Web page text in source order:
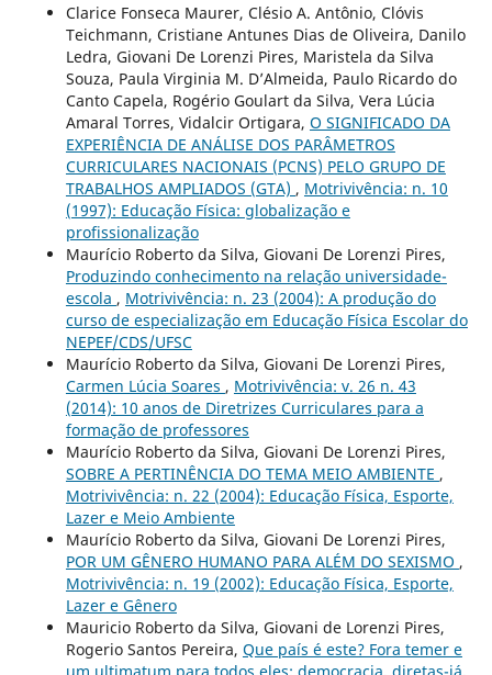
Clarice Fonseca Maurer, Clésio A. Antônio, Clóvis
Teichmann, Cristiane Antunes Dias de Oliveira, Danilo
Ledra, Giovani De Lorenzi Pires, Maristela da Silva
Souza, Paula Virginia M. D’Almeida, Paulo Ricardo do
Canto Capela, Rogério Goulart da Silva, Vera Lúcia
Amaral Torres, Vidalcir Ortigara, O SIGNIFICADO DA
EXPERIÊNCIA DE ANÁLISE DOS PARÂMETROS
CURRICULARES NACIONAIS (PCNS) PELO GRUPO DE
TRABALHOS AMPLIADOS (GTA) , Motrivivência: n. 10
(1997): Educação Física: globalização e
profissionalização
Maurício Roberto da Silva, Giovani De Lorenzi Pires,
Produzindo conhecimento na relação universidade-
escola , Motrivivência: n. 23 (2004): A produção do
curso de especialização em Educação Física Escolar do
NEPEF/CDS/UFSC
Maurício Roberto da Silva, Giovani De Lorenzi Pires,
Carmen Lúcia Soares , Motrivivência: v. 26 n. 43
(2014): 10 anos de Diretrizes Curriculares para a
formação de professores
Maurício Roberto da Silva, Giovani De Lorenzi Pires,
SOBRE A PERTINÊNCIA DO TEMA MEIO AMBIENTE ,
Motrivivência: n. 22 (2004): Educação Física, Esporte,
Lazer e Meio Ambiente
Maurício Roberto da Silva, Giovani De Lorenzi Pires,
POR UM GÊNERO HUMANO PARA ALÉM DO SEXISMO ,
Motrivivência: n. 19 (2002): Educação Física, Esporte,
Lazer e Gênero
Mauricio Roberto da Silva, Giovani de Lorenzi Pires,
Rogerio Santos Pereira, Que país é este? Fora temer e